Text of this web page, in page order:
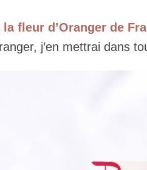
la fleur d’Oranger de
j’en mettrai dans